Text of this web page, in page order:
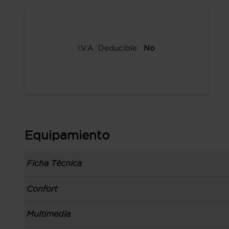
I.V.A. Deducible No
Equipamiento
Ficha Técnica
Información de la versión: número última lista
Carrocería tipo todoterreno con 5 puertas,
Confort
Toma/s de 12v en los asientos delanteros
Multimedia